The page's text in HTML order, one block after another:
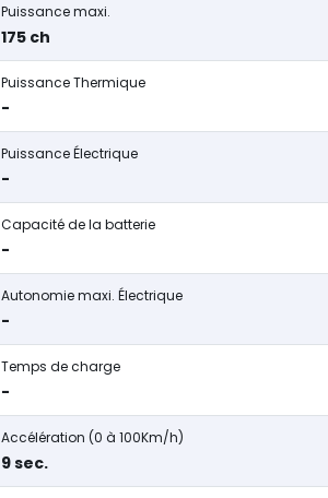
Puissance maxi.
175 ch
Puissance Thermique
-
Puissance Électrique
-
Capacité de la batterie
-
Autonomie maxi. Électrique
-
Temps de charge
-
Accélération (0 à 100Km/h)
9 sec.